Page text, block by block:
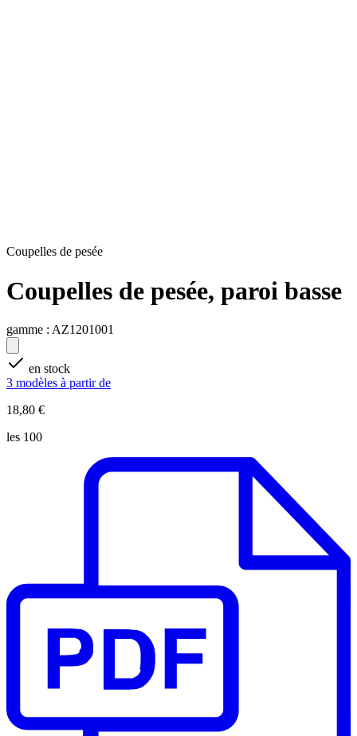
Coupelles de pesée
Coupelles de pesée, paroi basse
gamme : AZ1201001
en stock
3 modèles à partir de
18,80 €
les 100